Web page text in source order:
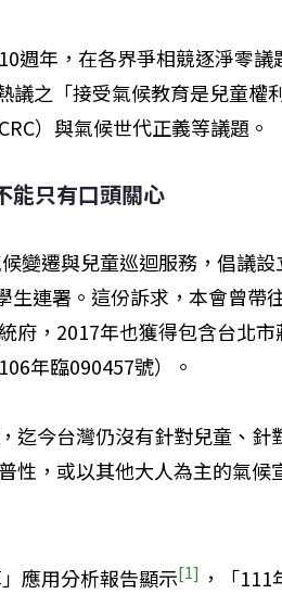
週年，在各界爭相競逐淨零議
議之「接受氣候教育是兒童權
）與氣候世代正義等議題。
能只有口頭關心
變遷與兒童巡迴服務，倡議
連署。這份訴求，本會曾帶
府，2017年也獲得包含台北
年臨090457號）。
迄今台灣仍沒有針對兒童、針
性，或以其他大人為主的氣候
應用分析報告顯示[1] ，「